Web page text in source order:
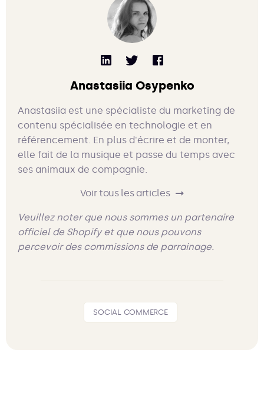
Anastasiia Osypenko
Anastasiia est une spécialiste du marketing de
contenu spécialisée en technologie et en
référencement. En plus d'écrire et de monter,
elle fait de la musique et passe du temps avec
ses animaux de compagnie.
Voir tous les articles
Veuillez noter que nous sommes un partenaire
officiel de Shopify et que nous pouvons
percevoir des commissions de parrainage.
SOCIAL COMMERCE